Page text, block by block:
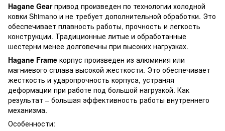
Hagane Gearпривод произведен по технологии холодной
ковки Shimano и не требует дополнительной обработки. Это
обеспечивает плавность работы, прочность и легкость
конструкции. Традиционные литые и обработанные
шестерни менее долговечны при высоких нагрузках.
Hagane Frame корпус произведен из алюминия или
магниевого сплава высокой жесткости. Это обеспечивает
жесткость и ударопрочность корпуса, устраняя
деформации при работе под большой нагрузкой. Как
результат – большая эффективность работы внутреннего
механизма.
Особенности: